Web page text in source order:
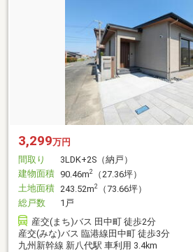
3,299万円
間取り
3LDK+2S（納戸）
建物面積 90.46m2
（27.36坪）
土地面積 243.52m2
（73.66坪）
総戸数
1戸
産交(まち)バス 田中町 徒歩2分
産交(みな)バス 臨港線田中町 徒歩3分
九州新幹線 新八代駅 車利用 3.4km